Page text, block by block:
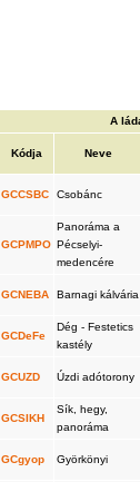
A
Kódja Neve
GCCSBC Csobánc
GCPMPO
Panoráma a
Pécselyi-
medencére
GCNEBA Barnagi kálvária
GCDeFe
Dég - Festetics
kastély
GCUZD Úzdi adótorony
GCSIKH
Sík, hegy,
panoráma
GCgyop Györkönyi